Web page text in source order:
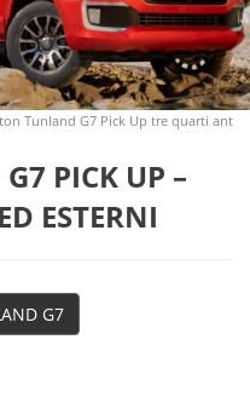
Tunland G7 Pick Up tre quarti ant
PICK UP –
ESTERNI
G7